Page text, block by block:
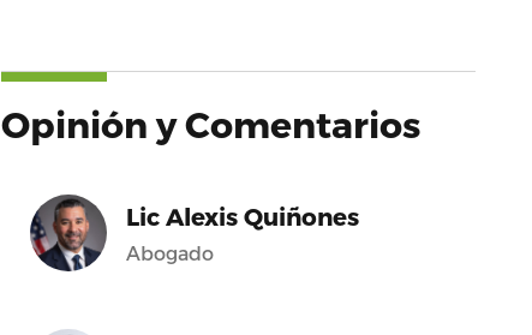
Opinión y Comentarios
Lic Alexis Quiñones
Abogado